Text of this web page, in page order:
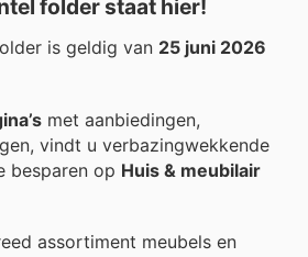
folder staat hier!
is geldig van 25 juni 2026
met aanbiedingen,
vindt u verbazingwekkende
besparen op Huis & meubilair
assortiment meubels en